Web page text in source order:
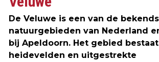
De Veluwe is een van de
natuurgebieden van Nederland
bij Apeldoorn. Het gebied
heidevelden en uitgestrekte